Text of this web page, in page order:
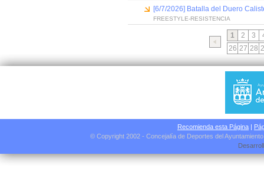
[6/7/2026] Batalla del Duero
FREESTYLE-RESISTENCIA
1 2 3
26 27 28
Recomienda esta Página |
© Copyright 2002 - Concejalía de Deportes del